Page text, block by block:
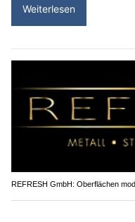
Weiterlesen
REFRESH GmbH: Oberflächen